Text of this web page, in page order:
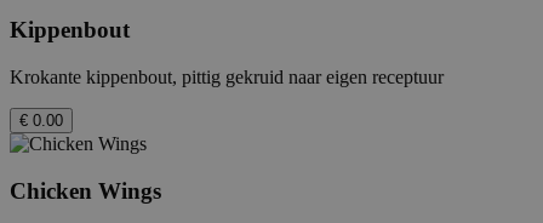
Kippenbout
Krokante kippenbout, pittig gekruid naar eigen receptuur
€ 0.00
Chicken Wings